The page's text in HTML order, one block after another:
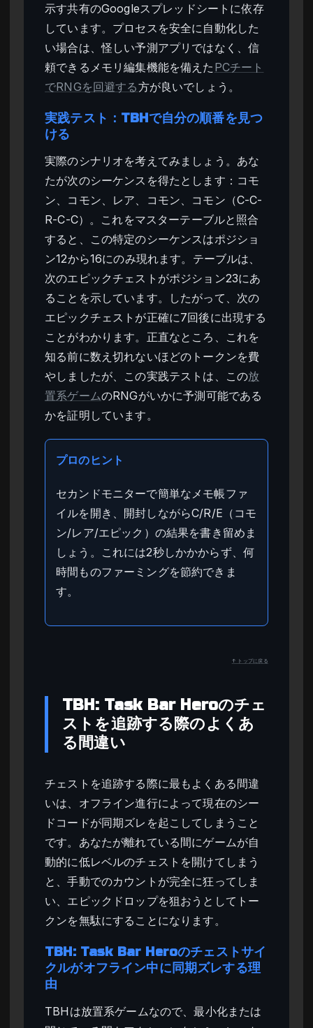
示す共有のGoogleスプレッドシートに依存
しています。プロセスを安全に自動化した
い場合は、怪しい予測アプリではなく、信
頼できるメモリ編集機能を備えた PCチート
でRNGを回避する方が良いでしょう。
実践テスト：TBHで自分の順番を見つ
ける
実際のシナリオを考えてみましょう。あな
たが次のシーケンスを得たとします：コモ
ン、コモン、レア、コモン、コモン（C-C-
R-C-C）。これをマスターテーブルと照合
すると、この特定のシーケンスはポジショ
ン12から16にのみ現れます。テーブルは、
次のエピックチェストがポジション23にあ
ることを示しています。したがって、次の
エピックチェストが正確に7回後に出現する
ことがわかります。正直なところ、これを
知る前に数え切れないほどのトークンを費
やしましたが、この実践テストは、この放
置系ゲームのRNGがいかに予測可能である
かを証明しています。
プロのヒント
セカンドモニターで簡単なメモ帳ファ
イルを開き、開封しながらC/R/E（コモ
ン/レア/エピック）の結果を書き留めま
しょう。これには2秒しかかからず、何
時間ものファーミングを節約できま
す。
↑ トップに戻る
TBH: Task Bar Heroのチェ
ストを追跡する際のよくあ
る間違い
チェストを追跡する際に最もよくある間違
いは、オフライン進行によって現在のシー
ドコードが同期ズレを起こしてしまうこと
です。あなたが離れている間にゲームが自
動的に低レベルのチェストを開けてしまう
と、手動でのカウントが完全に狂ってしま
い、エピックドロップを狙おうとしてトー
クンを無駄にすることになります。
TBH: Task Bar Heroのチェストサイ
クルがオフライン中に同期ズレする理
由
TBHは放置系ゲームなので、最小化または